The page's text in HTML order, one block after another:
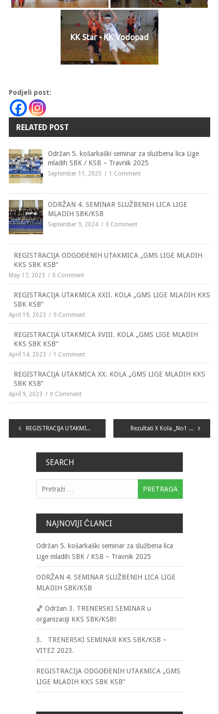
KK Star - KK Vodopad
Podjeli post:
RELATED POST
Održan 5. košarkaški seminar za službena lica Lige
mladih SBK / KSB – Travnik 2025
September 11, 2025 1 Comment
ODRŽAN 4. SEMINAR SLUŽBENIH LICA LIGE
MLADIH SBK/KSB
September 9, 2024 0 Comment
REGISTRACIJA ODGOĐENIH UTAKMICA „GMS LIGE MLADIH
KKS SBK KSB“
May 17, 2023 0 Comment
REGISTRACIJA UTAKMICA XXII. KOLA „GMS LIGE MLADIH KKS
SBK KSB“
April 19, 2023 0 Comment
REGISTRACIJA UTAKMICA XVIII. KOLA „GMS LIGE MLADIH
KKS SBK KSB“
April 14, 2023 1 Comment
REGISTRACIJA UTAKMICA XX. KOLA „GMS LIGE MLADIH KKS
SBK KSB“
April 9, 2023 0 Comment
Navigacija
REGISTRACIJA UTAKMICA VII. KOLA „No1 LIGE MLADIH KKS SBK KSB“ Rezultati X Kola „No1 LIGE MLADIH KKS SBK KSB“
SEARCH
NAJNOVIJI ČLANCI
Održan 5. košarkaški seminar za službena lica
Lige mladih SBK / KSB – Travnik 2025
ODRŽAN 4. SEMINAR SLUŽBENIH LICA LIGE
MLADIH SBK/KSB
🏀 Održan 3. TRENERSKI SEMINAR u
organizaciji KKS SBK/KSB!
3. TRENERSKI SEMINAR KKS SBK/KSB –
VITEZ 2023.
REGISTRACIJA ODGOĐENIH UTAKMICA „GMS
LIGE MLADIH KKS SBK KSB“